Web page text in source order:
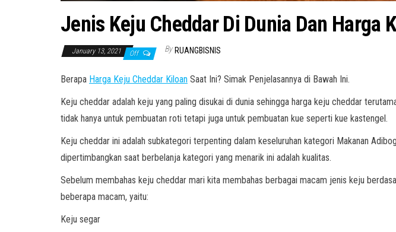
Jenis Keju Cheddar Di Dunia Dan Harga
January 13, 2021 Off By RUANGBISNIS
Berapa Harga Keju Cheddar Kiloan Saat Ini? Simak Penjelasannya di Bawah Ini.
Keju cheddar adalah keju yang paling disukai di dunia sehingga harga keju cheddar
tidak hanya untuk pembuatan roti tetapi juga untuk pembuatan kue seperti kue kastengel.
Keju cheddar ini adalah subkategori terpenting dalam keseluruhan kategori Makanan
dipertimbangkan saat berbelanja kategori yang menarik ini adalah kualitas.
Sebelum membahas keju cheddar mari kita membahas berbagai macam jenis keju
beberapa macam, yaitu:
Keju segar